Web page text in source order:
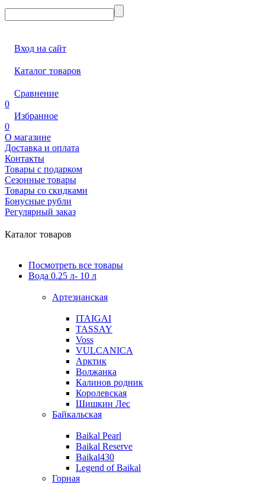
Вход на сайт
Каталог товаров
Сравнение
0
Избранное
0
О магазине
Доставка и оплата
Контакты
Товары с подарком
Сезонные товары
Товары со скидками
Бонусные рубли
Регулярный заказ
Каталог товаров
Посмотреть все товары
Вода 0.25 л- 10 л
Артезианская
ITAIGAI
TASSAY
Voss
VULCANICA
Арктик
Волжанка
Калинов родник
Королевская
Шишкин Лес
Байкальская
Baikal Pearl
Baikal Reserve
Baikal430
Legend of Baikal
Горная